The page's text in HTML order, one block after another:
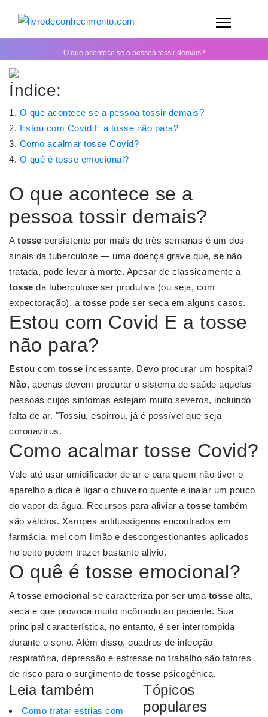
O que acontece se a pessoa tossir demais?
Índice:
O que acontece se a pessoa tossir demais?
Estou com Covid E a tosse não para?
Como acalmar tosse Covid?
O quê é tosse emocional?
O que acontece se a
pessoa tossir demais?
A tosse persistente por mais de três semanas é um dos
sinais da tuberculose — uma doença grave que, se não
tratada, pode levar à morte. Apesar de classicamente a
tosse da tuberculose ser produtiva (ou seja, com
expectoração), a tosse pode ser seca em alguns casos.
Estou com Covid E a tosse
não para?
Estou com tosse incessante. Devo procurar um hospital?
Não, apenas devem procurar o sistema de saúde aquelas
pessoas cujos sintomas estejam muito severos, incluindo
falta de ar. "Tossiu, espirrou, já é possível que seja
coronavírus.
Como acalmar tosse Covid?
Vale até usar umidificador de ar e para quem não tiver o
aparelho a dica é ligar o chuveiro quente e inalar um pouco
do vapor da água. Recursos para aliviar a tosse também
são válidos. Xaropes antitussígenos encontrados em
farmácia, mel com limão e descongestionantes aplicados
no peito podem trazer bastante alívio.
O quê é tosse emocional?
A tosse emocional se caracteriza por ser uma tosse alta,
seca e que provoca muito incômodo ao paciente. Sua
principal característica, no entanto, é ser interrompida
durante o sono. Além disso, quadros de infecção
respiratória, depressão e estresse no trabalho são fatores
de risco para o surgimento de tosse psicogênica.
Leia também
Como tratar estrias com
Tópicos
populares